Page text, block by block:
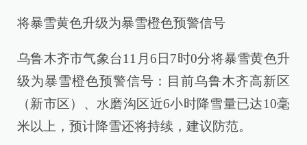
将暴雪黄色升级为暴雪橙色预警信号
乌鲁木齐市气象台11月6日7时0分将暴雪黄色升
级为暴雪橙色预警信号：目前乌鲁木齐高新区
（新市区）、水磨沟区近6小时降雪量已达10毫
米以上，预计降雪还将持续，建议防范。